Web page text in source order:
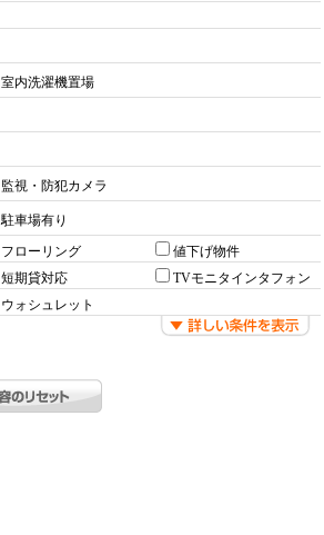
室内洗濯機置場
監視・防犯カメラ
駐車場有り
フローリング
値下げ物件
短期貸対応
TVモニタインタフォン
ウォシュレット